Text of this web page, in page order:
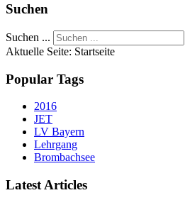
Suchen
Suchen ...
Aktuelle Seite: Startseite
Popular Tags
2016
JET
LV Bayern
Lehrgang
Brombachsee
Latest Articles